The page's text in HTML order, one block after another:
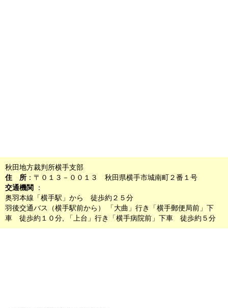
秋田地方裁判所横手支部
住 所 ：〒０１３－００１３ 秋田県横手市城南町２番１号
交通機関 ：
奥羽本線「横手駅」から 徒歩約２５分
羽後交通バス（横手駅前から） 「大曲」行き「横手郵便局前」下
車 徒歩約１０分, 「上台」行き「横手病院前」下車 徒歩約５分